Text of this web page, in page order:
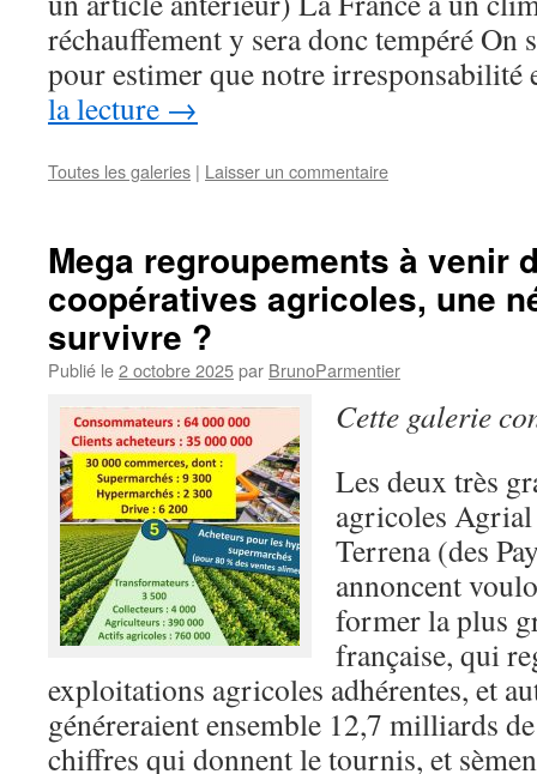
réchauffement y sera donc tempéré On
pour estimer que notre
la lecture →
Toutes les galeries | Laisser un commentaire
Mega regroupements à venir
coopératives agricoles, une
survivre ?
Publié le2 octobre 2025par BrunoParmentier
Cette galerie
Les deux très
agricoles
Terrena (des
annoncent
former la plus
française, qui
exploitations agricoles adhérentes, et
généreraient ensemble 12,7 milliards
chiffres qui donnent le tournis, et